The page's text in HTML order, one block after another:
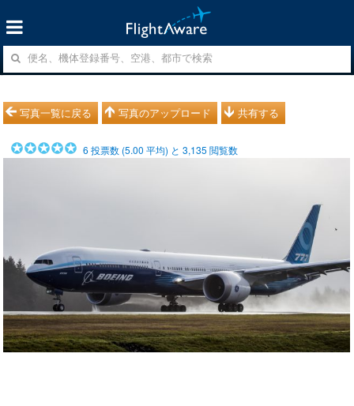
写真一覧に戻る 写真のアップロード 共有する
6 投票数 (5.00 平均) と3,135 閲覧数